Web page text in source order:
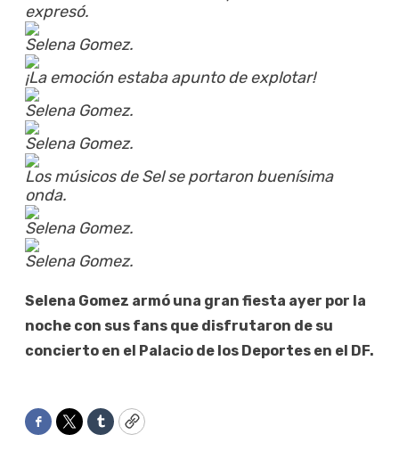
expresó.
Selena Gomez.
¡La emoción estaba apunto de explotar!
Selena Gomez.
Selena Gomez.
Los músicos de Sel se portaron buenísima
onda.
Selena Gomez.
Selena Gomez.
Selena Gomez armó una gran fiesta ayer por la
noche con sus fans que disfrutaron de su
concierto en el Palacio de los Deportes en el DF.
Facebook
TwitterTumblrCopy